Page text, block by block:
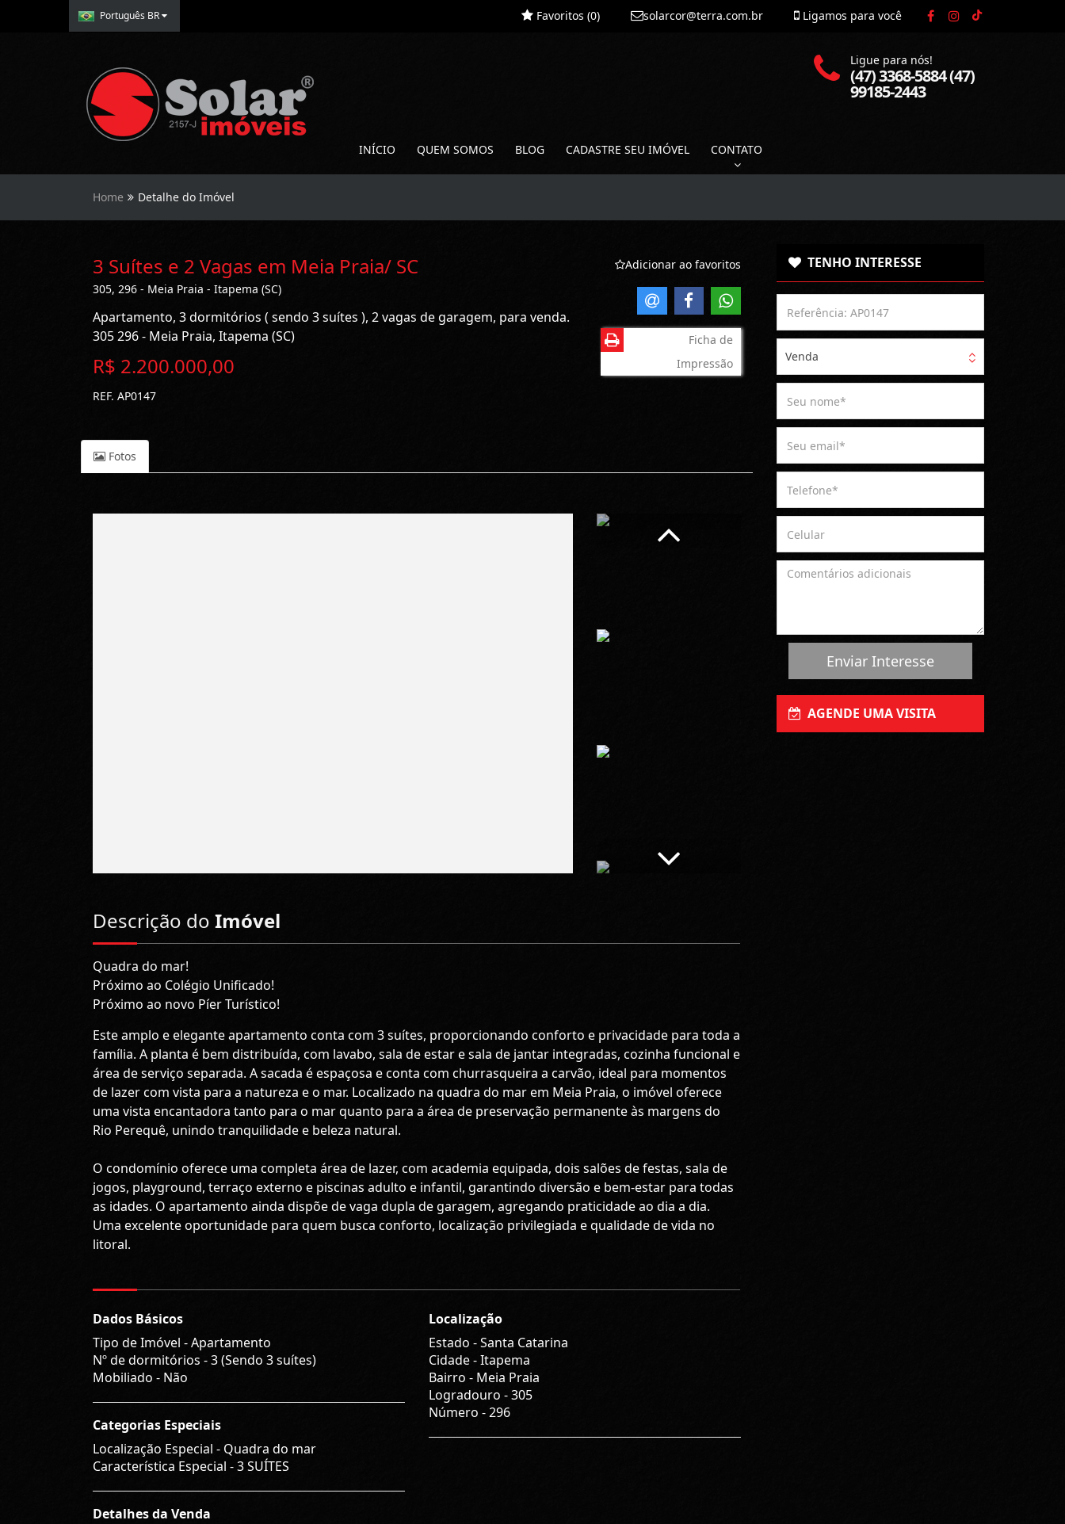
Português BR Ligamos para você
solarcor@terra.com.br
Favoritos (0)
INÍCIO QUEM SOMOS BLOG CADASTRE SEU IMÓVEL CONTATO
Ligue para nós!
(47) 3368-5884 (47)
99185-2443
Home Detalhe do Imóvel
3 Suítes e 2 Vagas em Meia Praia/ SC
305, 296 - Meia Praia - Itapema (SC)
Apartamento, 3 dormitórios ( sendo 3 suítes ), 2 vagas de garagem, para venda.
305 296 - Meia Praia, Itapema (SC)
R$ 2.200.000,00
REF. AP0147
Adicionar ao favoritos
Ficha de
Impressão
Fotos
Descrição do Imóvel
Quadra do mar!
Próximo ao Colégio Unificado!
Próximo ao novo Píer Turístico!
Este amplo e elegante apartamento conta com 3 suítes, proporcionando conforto e privacidade para toda a
família. A planta é bem distribuída, com lavabo, sala de estar e sala de jantar integradas, cozinha funcional e
área de serviço separada. A sacada é espaçosa e conta com churrasqueira a carvão, ideal para momentos
de lazer com vista para a natureza e o mar. Localizado na quadra do mar em Meia Praia, o imóvel oferece
uma vista encantadora tanto para o mar quanto para a área de preservação permanente às margens do
Rio Perequê, unindo tranquilidade e beleza natural.
O condomínio oferece uma completa área de lazer, com academia equipada, dois salões de festas, sala de
jogos, playground, terraço externo e piscinas adulto e infantil, garantindo diversão e bem-estar para todas
as idades. O apartamento ainda dispõe de vaga dupla de garagem, agregando praticidade ao dia a dia.
Uma excelente oportunidade para quem busca conforto, localização privilegiada e qualidade de vida no
litoral.
Dados Básicos
Tipo de Imóvel - Apartamento
Nº de dormitórios - 3 (Sendo 3 suítes)
Mobiliado - Não
Categorias Especiais
Localização Especial - Quadra do mar
Característica Especial - 3 SUÍTES
Detalhes da Venda
Localização
Estado -Santa Catarina
Cidade -Itapema
Bairro - Meia Praia
Logradouro -305
Número -296
TENHO INTERESSE
Venda
Enviar Interesse
AGENDE UMA VISITA